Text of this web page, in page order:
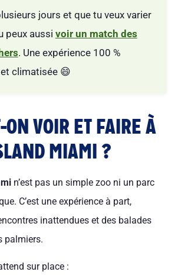
jours et que tu veux varier
peux aussi voir un match des
. Une expérience 100 %
climatisée 😄
VOIR ET FAIRE À
MIAMI ?
n’est pas un simple zoo ni un parc
C’est une expérience à part,
inattendues et des balades
palmiers.
sur place :